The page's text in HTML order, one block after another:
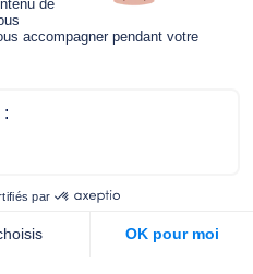
à
santé